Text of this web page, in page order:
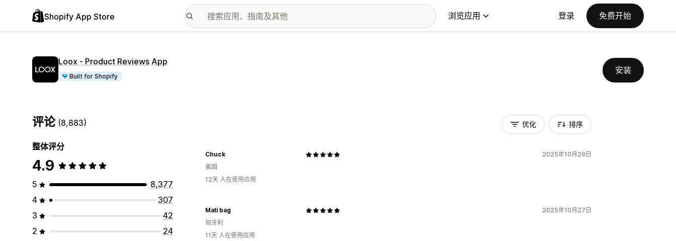
Shopify App Store 浏览应用 登录 免费开始
Loox ‑ Product Reviews App
Built for Shopify
安装
评论 (8,883)
整体评分
4.9
5
8,377
4
307
3
42
2
24
优化 排序
2025年10月29日
Chuck
美国
12天 人在使用应用
2025年10月27日
Mati bag
匈牙利
11天 人在使用应用